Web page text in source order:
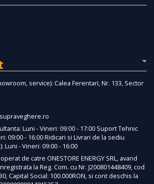
service): Calea Ferentari, Nr. 133, Sector
Luni - Vineri: 09:00 - 17:00 Suport Tehnic
09:00 - 16:00 Ridicari si Livrari de la sediu
Luni - Vineri: 09:00 - 16:00
de catre ONESTORE ENERGY SRL, avand
la Reg. Com. cu Nr. J200801448409, cod
Capital Social: 100.000RON, si cont deschis la